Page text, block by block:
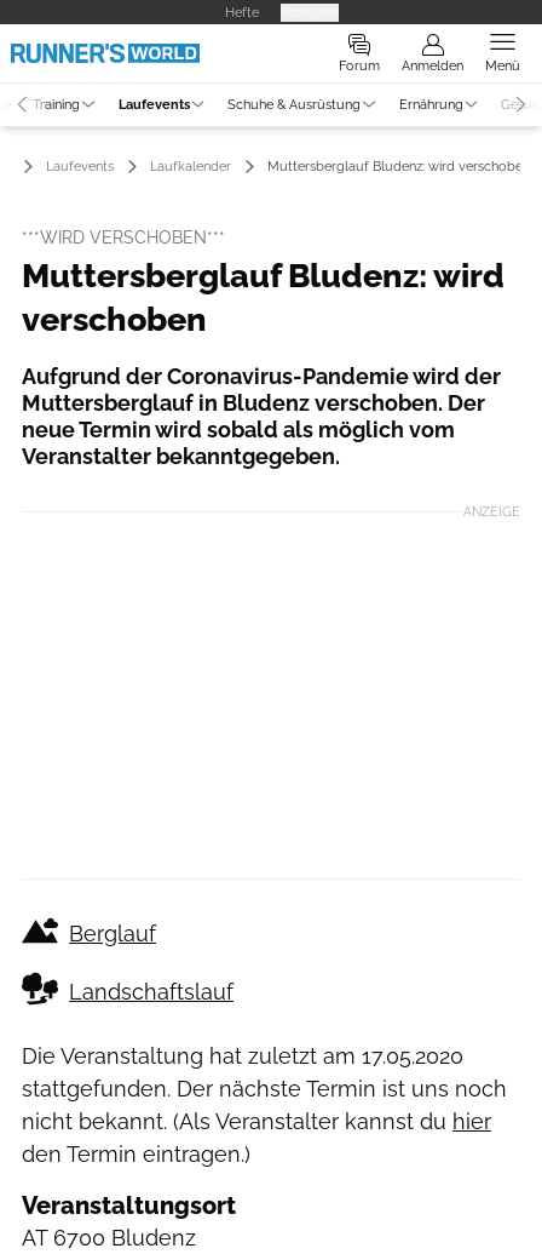
Hefte
Forum Anmelden Menü
Training Laufevents Schuhe & Ausrüstung Ernährung
Laufevents Laufkalender Muttersberglauf Bludenz: wird verschoben
***WIRD VERSCHOBEN***
Muttersberglauf Bludenz: wird
verschoben
Aufgrund der Coronavirus-Pandemie wird der
Muttersberglauf in Bludenz verschoben. Der
neue Termin wird sobald als möglich vom
Veranstalter bekanntgegeben.
ANZEIGE
Berglauf
Landschaftslauf
Die Veranstaltung hat zuletzt am 17.05.2020
stattgefunden. Der nächste Termin ist uns noch
nicht bekannt. (Als Veranstalter kannst du hier
den Termin eintragen.)
Veranstaltungsort
AT 6700 Bludenz